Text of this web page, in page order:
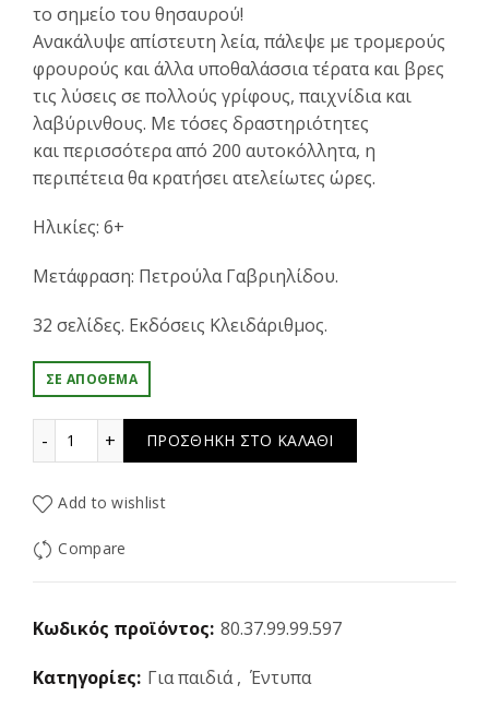
το σημείο του θησαυρού!
Ανακάλυψε απίστευτη λεία, πάλεψε με τρομερούς
φρουρούς καιάλλα υποθαλάσσια τέρατα και βρες
τις λύσεις σε πολλούς γρίφους, παιχνίδια και
λαβύρινθους. Με τόσες δραστηριότητες
καιπερισσότερα από 200 αυτοκόλλητα, η
περιπέτεια θα κρατήσειατελείωτες ώρες.
Ηλικίες: 6+
Μετάφραση: Πετρούλα Γαβριηλίδου.
32 σελίδες. Εκδόσεις Κλειδάριθμος.
ΣΕ ΑΠΌΘΕΜΑ
ΠΡΟΣΘΉΚΗ ΣΤΟ ΚΑΛΆΘΙ
Add to wishlist
Compare
Κωδικός προϊόντος: 80.37.99.99.597
Κατηγορίες: Για παιδιά , Έντυπα